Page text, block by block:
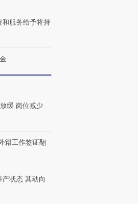
螂”的印
视线｜“入侵”还是“人道危
和服务给予将持
缓 岗位减少
籍工作签证翻
状态 其动向